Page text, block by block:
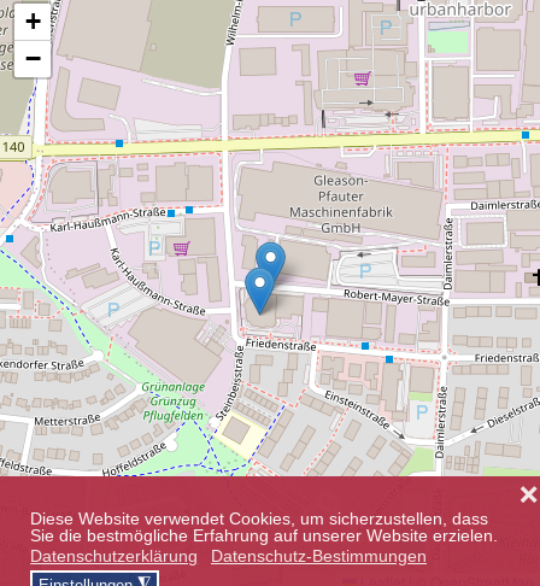
Diese Website verwendet Cookies, um sicherzustellen, dass
Sie die bestmögliche Erfahrung auf unserer Website erzielen.
Datenschutzerklärung
Datenschutz-Bestimmungen
❌
+
−